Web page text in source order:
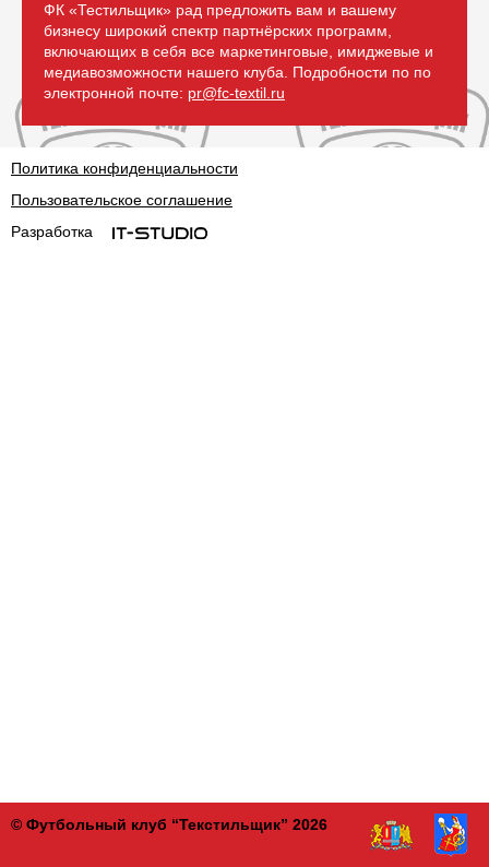
ФК «Тестильщик» рад предложить вам и вашему
бизнесу широкий спектр партнёрских программ,
включающих в себя все маркетинговые, имиджевые и
медиавозможности нашего клуба. Подробности по по
электронной почте: pr@fc-textil.ru
Политика конфиденциальности
Пользовательское соглашение
Разработка
© Футбольный клуб “Текстильщик” 2026